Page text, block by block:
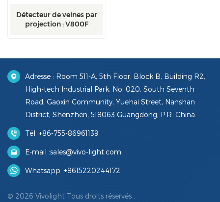
Détecteur de veines par
projection : V800F
Adresse : Room 511-A, 5th Floor, Block B, Building R2,
High-tech Industrial Park, No. 020, South Seventh
Road, Gaoxin Community, Yuehai Street, Nanshan
District, Shenzhen, 518063 Guangdong, P.R. China.
Tél :+86-755-86961139
E-mail :sales@vivo-light.com
Whatsapp :+8615220244172
© 2026 Vivolight Tous droits réservés .